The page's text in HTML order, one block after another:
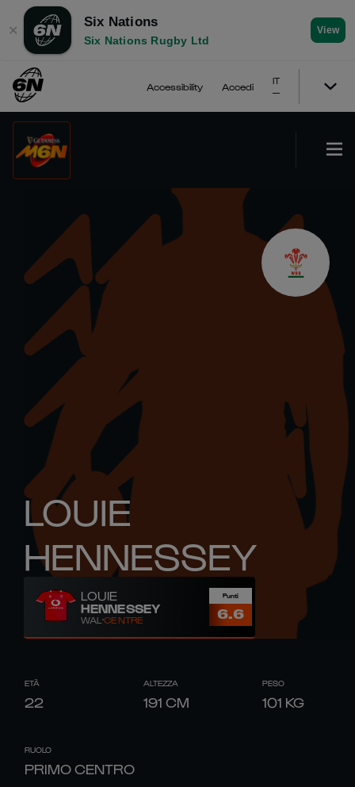
✕
Six Nations
Six Nations Rugby Ltd
View
Accessibility Accedi
IT
LOUIE
HENNESSEY
LOUIE
HENNESSEY
WALCENTRE
Punti
6.6
ETÀ
22
ALTEZZA
191 CM
PESO
101 KG
RUOLO
PRIMO CENTRO